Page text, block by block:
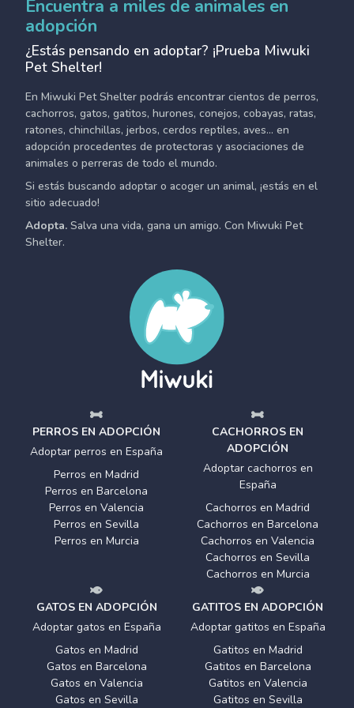
Encuentra a miles de animales en
adopción
¿Estás pensando en adoptar? ¡Prueba Miwuki
Pet Shelter!
En Miwuki Pet Shelter podrás encontrar cientos de perros,
cachorros, gatos, gatitos, hurones, conejos, cobayas, ratas,
ratones, chinchillas, jerbos, cerdos reptiles, aves... en
adopción procedentes de protectoras y asociaciones de
animales o perreras de todo el mundo.
Si estás buscando adoptar o acoger un animal, ¡estás en el
sitio adecuado!
Adopta. Salva una vida, gana un amigo. Con Miwuki Pet
Shelter.
PERROS EN ADOPCIÓN
Adoptar perros en España
Perros en Madrid
Perros en Barcelona
Perros en Valencia
Perros en Sevilla
Perros en Murcia
CACHORROS EN
ADOPCIÓN
Adoptar cachorros en
España
Cachorros en Madrid
Cachorros en Barcelona
Cachorros en Valencia
Cachorros en Sevilla
Cachorros en Murcia
GATOS EN ADOPCIÓN
Adoptar gatos en España
Gatos en Madrid
Gatos en Barcelona
Gatos en Valencia
Gatos en Sevilla
GATITOS EN ADOPCIÓN
Adoptar gatitos en España
Gatitos en Madrid
Gatitos en Barcelona
Gatitos en Valencia
Gatitos en Sevilla